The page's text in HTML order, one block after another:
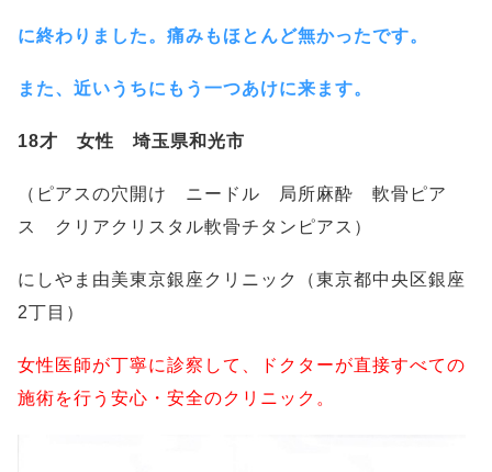
に終わりました。痛みもほとんど無かったです。
また、近いうちにもう一つあけに来ます。
18才 女性 埼玉県和光市
（ピアスの穴開け ニードル 局所麻酔 軟骨ピア
ス クリアクリスタル軟骨チタンピアス）
にしやま由美東京銀座クリニック（東京都中央区銀座
2丁目）
女性医師が丁寧に診察して、ドクターが直接すべての
施術を行う安心・安全のクリニック。